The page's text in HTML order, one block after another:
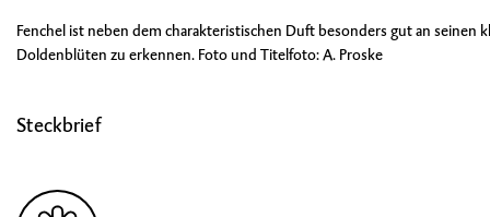
Fenchel ist neben dem charakteristischen Duft besonders gut an seinen
Doldenblüten zu erkennen. Foto und Titelfoto: A. Proske
Steckbrief